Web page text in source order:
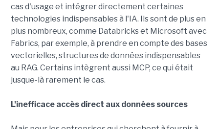
cas d'usage et intégrer directement certaines
technologies indispensables à l'IA. Ils sont de plus en
plus nombreux, comme Databricks et Microsoft avec
Fabrics, par exemple, à prendre en compte des bases
vectorielles, structures de données indispensables
au RAG. Certains intègrent aussi MCP, ce qui était
jusque-là rarement le cas.
L'inefficace accès direct aux données sources